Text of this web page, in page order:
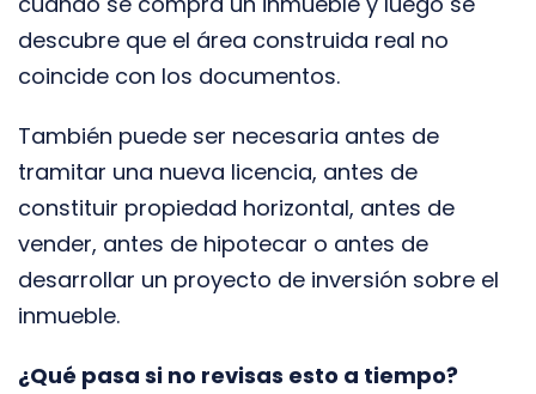
descubre que el área construida real no
coincide con los documentos.
También puede ser necesaria antes de
tramitar una nueva licencia, antes de
constituir propiedad horizontal, antes de
vender, antes de hipotecar o antes de
desarrollar un proyecto de inversión sobre el
inmueble.
¿Qué pasa si no revisas esto a tiempo?